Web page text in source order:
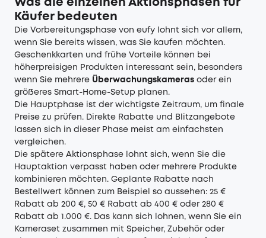
Was die einzelnen Aktionsphasen für
Käufer bedeuten
Die Vorbereitungsphase von eufy lohnt sich vor allem,
wenn Sie bereits wissen, was Sie kaufen möchten.
Geschenkkarten und frühe Vorteile können bei
höherpreisigen Produkten interessant sein, besonders
wenn Sie mehrere Überwachungskameras oder ein
größeres Smart-Home-Setup planen.
Die Hauptphase ist der wichtigste Zeitraum, um finale
Preise zu prüfen. Direkte Rabatte und Blitzangebote
lassen sich in dieser Phase meist am einfachsten
vergleichen.
Die spätere Aktionsphase lohnt sich, wenn Sie die
Hauptaktion verpasst haben oder mehrere Produkte
kombinieren möchten. Geplante Rabatte nach
Bestellwert können zum Beispiel so aussehen: 25 €
Rabatt ab 200 €, 50 € Rabatt ab 400 € oder 280 €
Rabatt ab 1.000 €. Das kann sich lohnen, wenn Sie ein
Kameraset zusammen mit Speicher, Zubehör oder